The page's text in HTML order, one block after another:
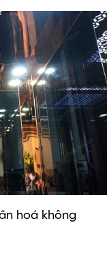
hoá không